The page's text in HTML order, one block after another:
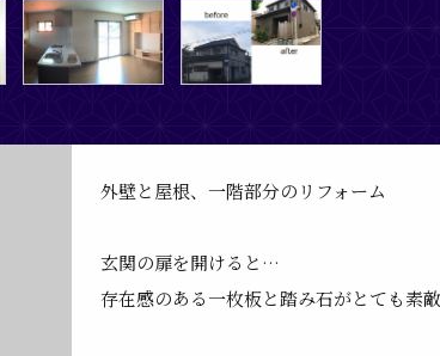
外壁と屋根、一階部分のリフォーム
玄関の扉を開けると…
存在感のある一枚板と踏み石がとても素